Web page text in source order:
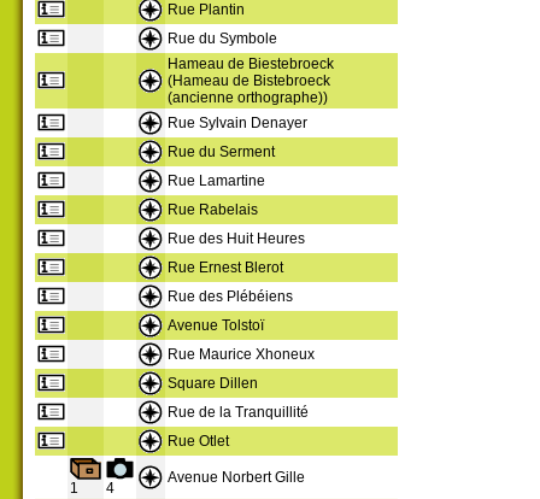
Rue Plantin
Rue du Symbole
Hameau de Biestebroeck
(Hameau de Bistebroeck
(ancienne orthographe))
Rue Sylvain Denayer
Rue du Serment
Rue Lamartine
Rue Rabelais
Rue des Huit Heures
Rue Ernest Blerot
Rue des Plébéiens
Avenue Tolstoï
Rue Maurice Xhoneux
Square Dillen
Rue de la Tranquillité
Rue Otlet
1 4
Avenue Norbert Gille